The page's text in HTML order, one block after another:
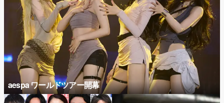
aespa ワールドツアー開幕